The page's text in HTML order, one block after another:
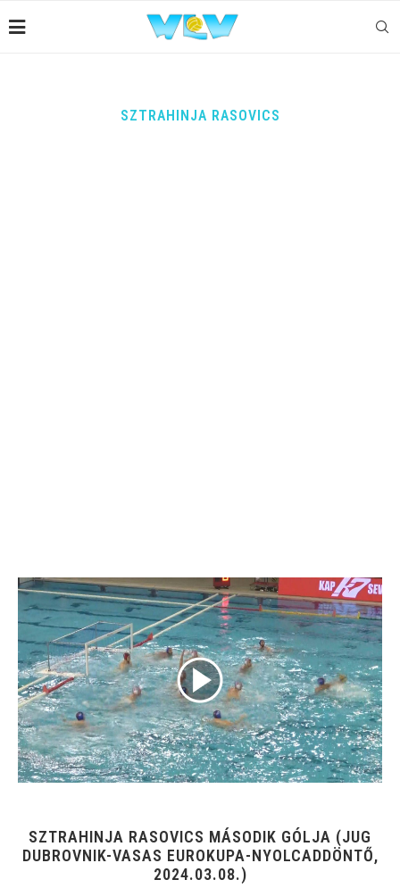
SZTRAHINJA RASOVICS
SZTRAHINJA RASOVICS MÁSODIK GÓLJA (JUG
DUBROVNIK-VASAS EUROKUPA-NYOLCADDÖNTŐ,
2024.03.08.)